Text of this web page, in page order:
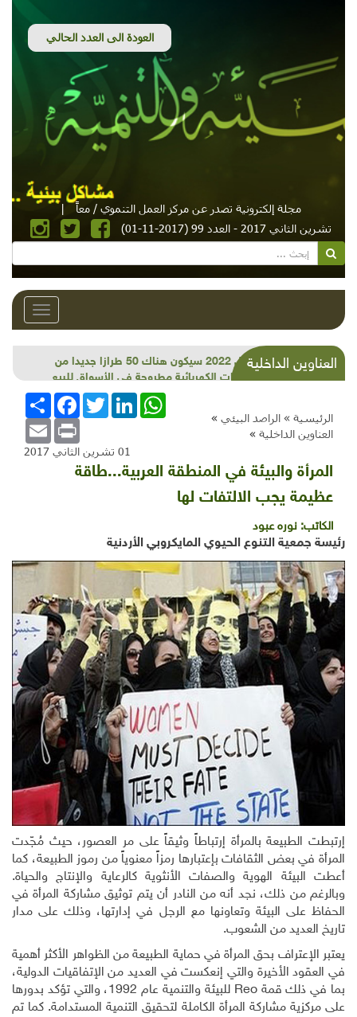
مجلة إلكترونية تصدر عن مركز العمل التنموي / معاً
|
تشرين الثاني 2017 - العدد 99 (2017-11-01)
Toggle
العناوين الداخلية
بحلول 2022 سيكون هناك 50 طرازا جديدا من
السيارات الكهربائية مطروحة في الأسواق للبيع
الرئيسية » الراصد البيئي »
العناوين الداخلية »
انشر
FacebookTwitterLinkedInWhatsApp
Email Print
01 تشرين الثاني 2017
المرأة والبيئة في المنطقة العربية...طاقة
عظيمة يجب الالتفات لها
الكاتب: نوره عبود
رئيسة جمعية التنوع الحيوي المايكروبي الأردنية
إرتبطت الطبيعة بالمرأة إرتباطاً وثيقاً على مر العصور، حيث مُجّدت
المرأة في بعض الثقافات بإعتبارها رمزاً معنوياً من رموز الطبيعة، كما
أعطت البيئة الهوية والصفات الأنثوية كالرعاية والإنتاج والحياة.
وبالرغم من ذلك، نجد أنه من النادر أن يتم توثيق مشاركة المرأة في
الحفاظ على البيئة وتعاونها مع الرجل في إدارتها، وذلك على مدار
تاريخ العديد من الشعوب.
يعتبر الإعتراف بحق المرأة في حماية الطبيعة من الظواهر الأكثر أهمية
في العقود الأخيرة والتي إنعكست في العديد من الإتفاقيات الدولية،
بما في ذلك قمة Reo للبيئة والتنمية عام 1992، والتي تؤكد بدورها
على مركزية مشاركة المرأة الكاملة لتحقيق التنمية المستدامة. كما تم